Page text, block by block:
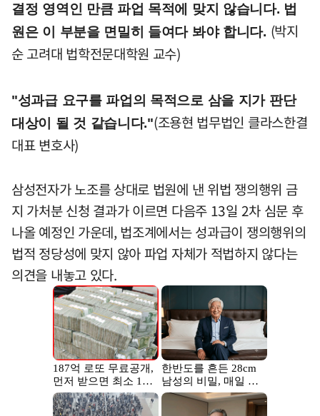
결정 영역인 만큼 파업 목적에 맞지 않습니다. 법
원은 이 부분을 면밀히 들여다 봐야 합니다. (박지
순 고려대 법학전문대학원 교수)
"성과급 요구를 파업의 목적으로 삼을 지가 판단
대상이 될 것 같습니다."(조용현 법무법인 클라스한결
대표 변호사)
삼성전자가 노조를 상대로 법원에 낸 위법 쟁의행위 금
지 가처분 신청 결과가 이르면 다음주 13일 2차 심문 후
나올 예정인 가운데, 법조계에서는 성과급이 쟁의행위의
법적 정당성에 맞지 않아 파업 자체가 적법하지 않다는
의견을 내놓고 있다.